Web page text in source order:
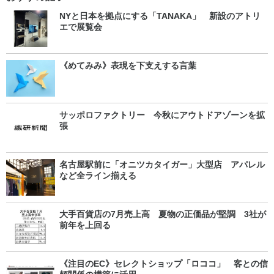
NYと日本を拠点にする「TANAKA」 新設のアトリ
エで展覧会
《めてみみ》表現を下支えする言葉
サッポロファクトリー 今秋にアウトドアゾーンを拡
張
名古屋駅前に「オニツカタイガー」大型店 アパレル
など全ライン揃える
大手百貨店の7月売上高 夏物の正価品が堅調 3社が
前年を上回る
《注目のEC》セレクトショップ「ロココ」 客との信